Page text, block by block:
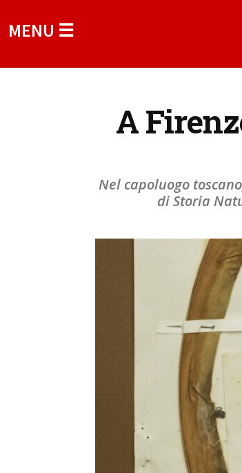
MENU ☰
A
Nel capoluogo
di Storia